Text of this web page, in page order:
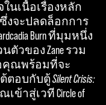
ในเนื้อเรื่องหลัก
ล้ว ซึ่งจะปลดล็อกการ
Burn ที่มุมหนึ่ง
วของ Zane รวม
คุณพร้อมที่จะ
ตอบกับตู้Silent Crisis:
ข้าสู่เวที Circle of